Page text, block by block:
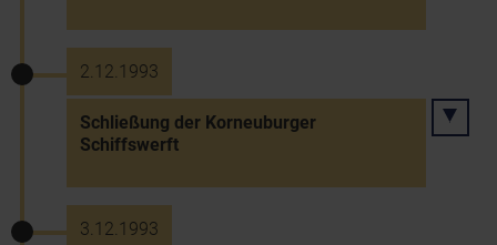
2.12.1993
Schließung der Korneuburger
Schiffswerft
3.12.1993